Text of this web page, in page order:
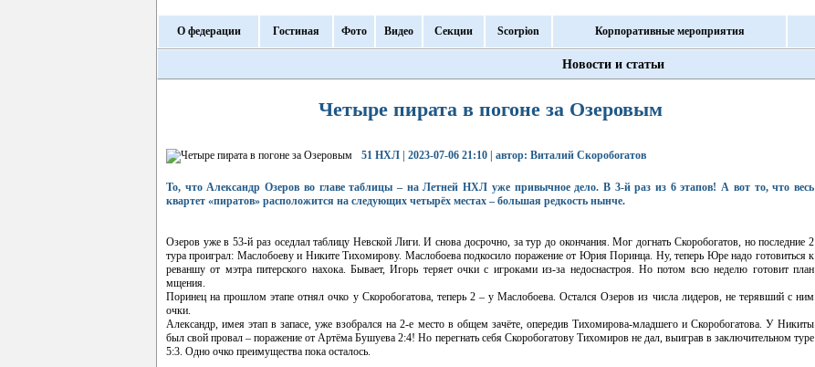
О федерации Гостиная Фото Видео Секции Scorpion Корпоративные мероприятия
Новости и статьи
Четыре пирата в погоне за Озеровым
51 НХЛ | 2023-07-06 21:10 | автор: Виталий Скоробогатов
То, что Александр Озеров во главе таблицы – на Летней НХЛ уже привычное дело. В 3-й раз из 6 этапов! А вот то, что весь
квартет «пиратов» расположится на следующих четырёх местах – большая редкость нынче.
Озеров уже в 53-й раз оседлал таблицу Невской Лиги. И снова досрочно, за тур до окончания. Мог догнать Скоробогатов, но последние 2
тура проиграл: Маслобоеву и Никите Тихомирову. Маслобоева подкосило поражение от Юрия Поринца. Ну, теперь Юре надо готовиться к
реваншу от мэтра питерского нахока. Бывает, Игорь теряет очки с игроками из-за недоснастроя. Но потом всю неделю готовит план
мщения.
Поринец на прошлом этапе отнял очко у Скоробогатова, теперь 2 – у Маслобоева. Остался Озеров из числа лидеров, не терявший с ним
очки.
Александр, имея этап в запасе, уже взобрался на 2-е место в общем зачёте, опередив Тихомирова-младшего и Скоробогатова. У Никиты
был свой провал – поражение от Артёма Бушуева 2:4! Но перегнать себя Скоробогатову Тихомиров не дал, выиграв в заключительном туре
5:3. Одно очко преимущества пока осталось.